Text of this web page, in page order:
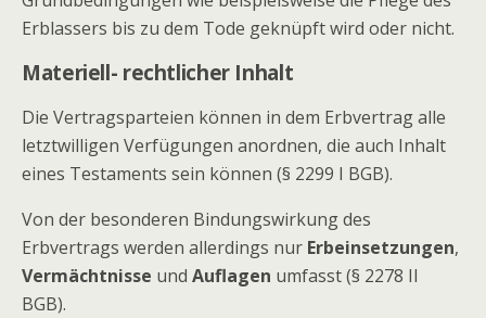
Erblassers bis zu dem Tode geknüpft wird oder nicht.
Materiell- rechtlicher Inhalt
Die Vertragsparteien können in dem Erbvertrag alle
letztwilligen Verfügungen anordnen, die auch Inhalt
eines Testaments sein können (§ 2299 I BGB).
Von der besonderen Bindungswirkung des
Erbvertrags werden allerdings nur Erbeinsetzungen,
Vermächtnisse und Auflagen umfasst (§ 2278 II
BGB).